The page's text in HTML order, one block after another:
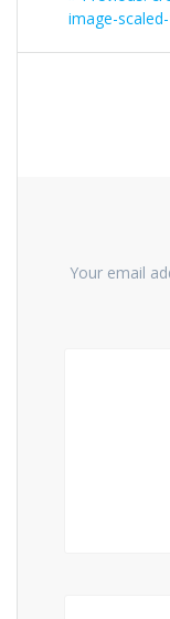
image-
Your email